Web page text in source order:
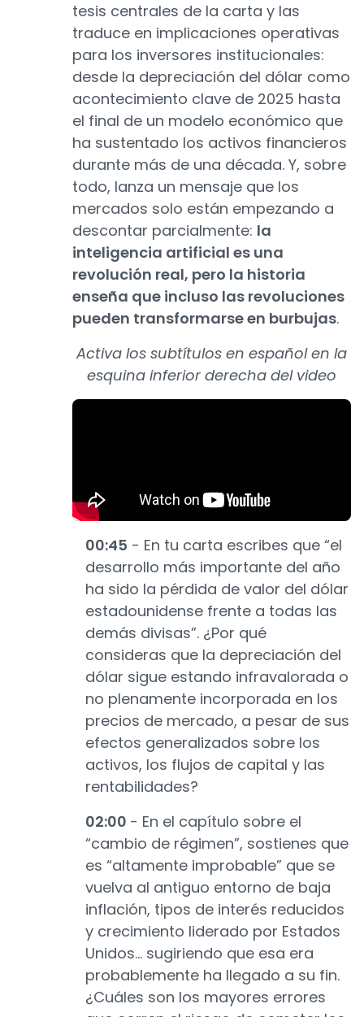
tesis centrales de la carta y las
traduce en implicaciones operativas
para los inversores institucionales:
desde la depreciación del dólar como
acontecimiento clave de 2025 hasta
el final de un modelo económico que
ha sustentado los activos financieros
durante más de una década. Y, sobre
todo, lanza un mensaje que los
mercados solo están empezando a
descontar parcialmente: la
inteligencia artificial es una
revolución real, pero la historia
enseña que incluso las revoluciones
pueden transformarse en burbujas.
Activa los subtítulos en español en la
esquina inferior derecha del video
00:45 - En tu carta escribes que “el
desarrollo más importante del año
ha sido la pérdida de valor del dólar
estadounidense frente a todas las
demás divisas”. ¿Por qué
consideras que la depreciación del
dólar sigue estando infravalorada o
no plenamente incorporada en los
precios de mercado, a pesar de sus
efectos generalizados sobre los
activos, los flujos de capital y las
rentabilidades?
02:00 - En el capítulo sobre el
“cambio de régimen”, sostienes que
es “altamente improbable” que se
vuelva al antiguo entorno de baja
inflación, tipos de interés reducidos
y crecimiento liderado por Estados
Unidos… sugiriendo que esa era
probablemente ha llegado a su fin.
¿Cuáles son los mayores errores